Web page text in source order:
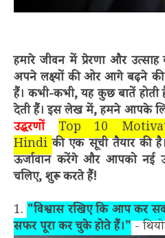
हमारे जीवन में प्रेरणा और
अपने लक्ष्यों की ओर आगे बढ़ने
हैं। कभी-कभी, यह कुछ बातें होती
देती हैं। इस लेख में, हमने आपके
उद्धरणों Top 10
Hindiकी एक सूची तैयार की
ऊर्जावान करेंगे और आपको नई
चलिए, शुरू करते हैं!
1. "विश्वास रखिए कि आप
सफर पूरा कर चुके होते हैं।"-